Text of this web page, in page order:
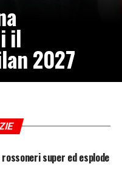
il
2027
super ed esplode